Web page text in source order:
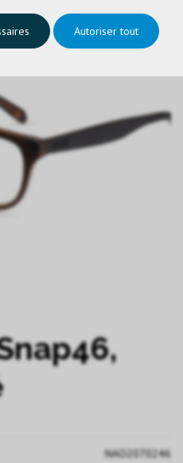
NAO2070246
Autoriser tout